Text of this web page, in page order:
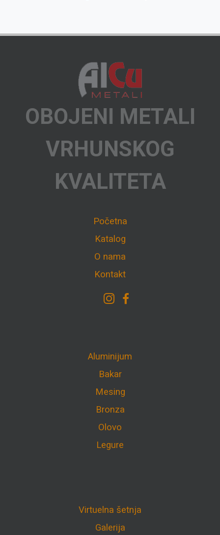
OBOJENI METALI
VRHUNSKOG
KVALITETA
Početna
Katalog
O nama
Kontakt
Aluminijum
Bakar
Mesing
Bronza
Olovo
Legure
Virtuelna šetnja
Galerija